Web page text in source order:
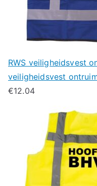
RWS veiligheidsvest
veiligheidsvest
€12.04